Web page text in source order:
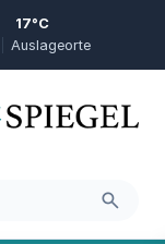
17°C
Auslageorte
search